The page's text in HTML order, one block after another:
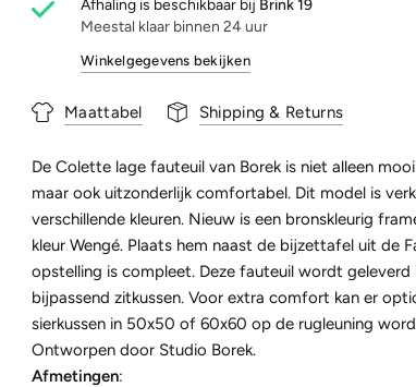
Afhaling is beschikbaar bij Brink 19
Meestal klaar binnen 24 uur
Winkelgegevens bekijken
Maattabel Shipping & Returns
De Colette lage fauteuil van Borek is niet alleen
maar ook uitzonderlijk comfortabel. Dit model is
verschillende kleuren. Nieuw is een bronskleurig
kleur Wengé. Plaats hem naast de bijzettafel uit de
opstelling is compleet. Deze fauteuil wordt geleverd
bijpassend zitkussen. Voor extra comfort kan er
sierkussen in 50x50 of 60x60 op de rugleuning
Ontworpen door Studio Borek.
Afmetingen: